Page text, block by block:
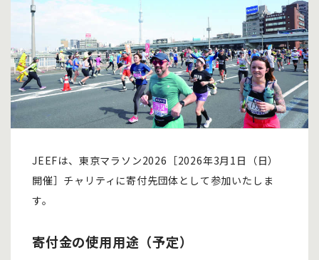
JEEFは、東京マラソン2026［2026年3月1日（日）
開催］チャリティに寄付先団体として参加いたしま
す。
寄付金の使用用途（予定）